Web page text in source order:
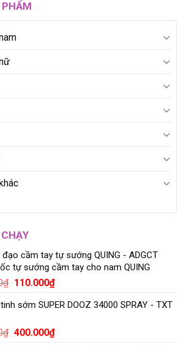
cầm tay tự sướng QUING - ADGCT
tự sướng cầm tay cho nam QUING
₫ 110.000₫
sớm SUPER DOOZ 34000 SPRAY - TXT
₫ 400.000₫